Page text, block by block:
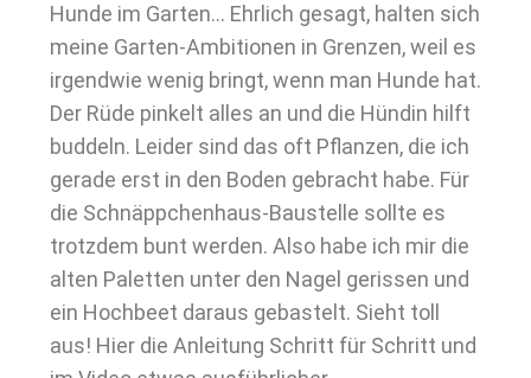
Hunde im Garten… Ehrlich gesagt, halten sich
meine Garten-Ambitionen in Grenzen, weil es
irgendwie wenig bringt, wenn man Hunde hat.
Der Rüde pinkelt alles an und die Hündin hilft
buddeln. Leider sind das oft Pflanzen, die ich
gerade erst in den Boden gebracht habe. Für
die Schnäppchenhaus-Baustelle sollte es
trotzdem bunt werden. Also habe ich mir die
alten Paletten unter den Nagel gerissen und
ein Hochbeet daraus gebastelt. Sieht toll
aus! Hier die Anleitung Schritt für Schritt und